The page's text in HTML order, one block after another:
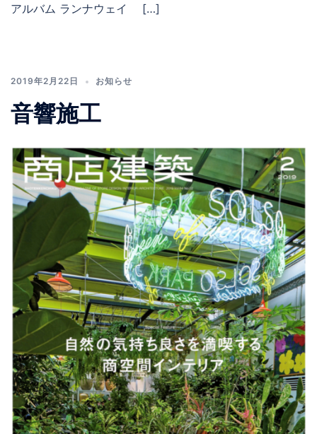
アルバム ランナウェイ […]
2019年2月22日 お知らせ
音響施工